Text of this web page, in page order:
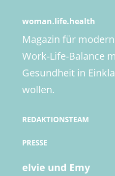
woman.life.health
Magazin für
Work-Life-Balance
Gesundheit in
wollen.
REDAKTIONSTEAM
PRESSE
elvie und Emy